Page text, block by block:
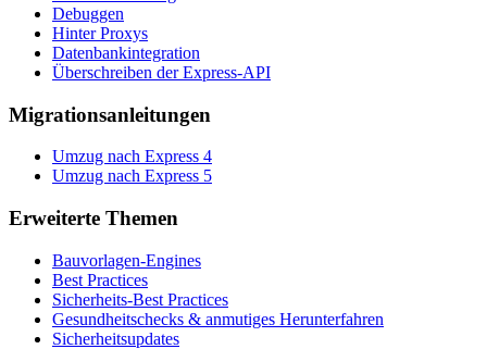
Debuggen
Hinter Proxys
Datenbankintegration
Überschreiben der Express-API
Migrationsanleitungen
Umzug nach Express 4
Umzug nach Express 5
Erweiterte Themen
Bauvorlagen-Engines
Best Practices
Sicherheits-Best Practices
Gesundheitschecks & anmutiges Herunterfahren
Sicherheitsupdates